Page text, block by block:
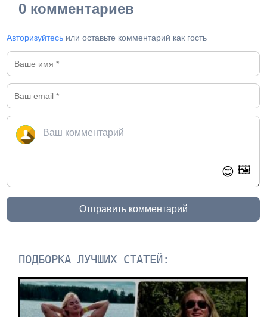
0 комментариев
Авторизуйтесь или оставьте комментарий как гость
😊 🖼️
Отправить комментарий
ПОДБОРКА ЛУЧШИХ СТАТЕЙ: